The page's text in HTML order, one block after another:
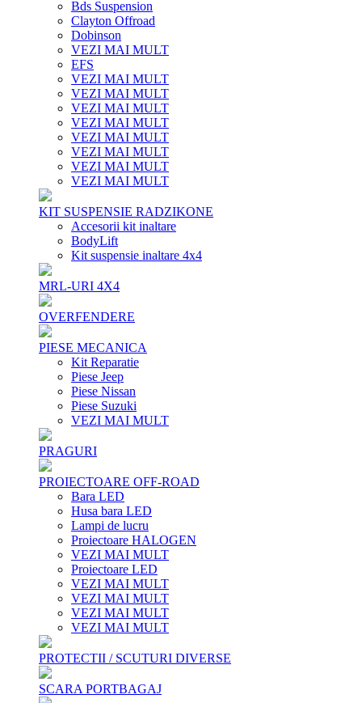
Bds Suspension
Clayton Offroad
Dobinson
VEZI MAI MULT
EFS
VEZI MAI MULT
VEZI MAI MULT
VEZI MAI MULT
VEZI MAI MULT
VEZI MAI MULT
VEZI MAI MULT
VEZI MAI MULT
VEZI MAI MULT
KIT SUSPENSIE RADZIKONE
Accesorii kit inaltare
BodyLift
Kit suspensie inaltare 4x4
MRL-URI 4X4
OVERFENDERE
PIESE MECANICA
Kit Reparatie
Piese Jeep
Piese Nissan
Piese Suzuki
VEZI MAI MULT
PRAGURI
PROIECTOARE OFF-ROAD
Bara LED
Husa bara LED
Lampi de lucru
Proiectoare HALOGEN
VEZI MAI MULT
Proiectoare LED
VEZI MAI MULT
VEZI MAI MULT
VEZI MAI MULT
VEZI MAI MULT
PROTECTII / SCUTURI DIVERSE
SCARA PORTBAGAJ